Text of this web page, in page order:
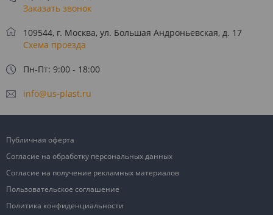
Заказать звонок
109544, г. Москва, ул. Большая Андроньевская, д. 17
Схема проезда
Пн-Пт: 9:00 - 18:00
info@us-plast.ru
Публичная оферта
Согласие на обработку персональных данных
Согласие на получение рекламных материалов
Пользовательское соглашение
Политика конфиденциальности